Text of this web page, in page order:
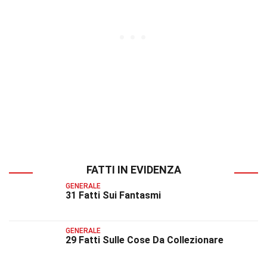
FATTI IN EVIDENZA
GENERALE
31 Fatti Sui Fantasmi
GENERALE
29 Fatti Sulle Cose Da Collezionare